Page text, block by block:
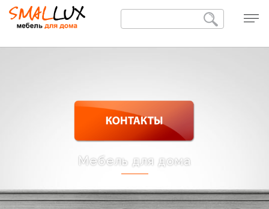
Мебель для дома